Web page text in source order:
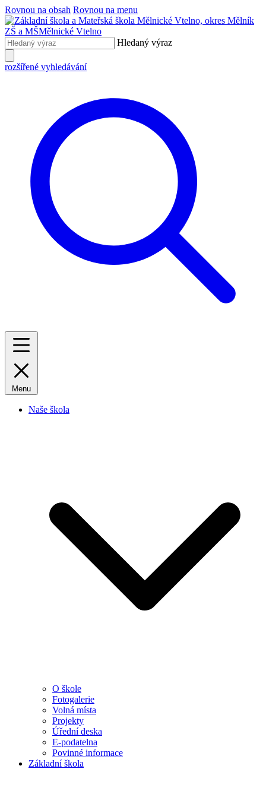
Rovnou na obsah Rovnou na menu
ZŠ a MŠMělnické Vtelno
Hledaný výraz
rozšířené vyhledávání
Menu
Naše škola
O škole
Fotogalerie
Volná místa
Projekty
Úřední deska
E-podatelna
Povinné informace
Základní škola